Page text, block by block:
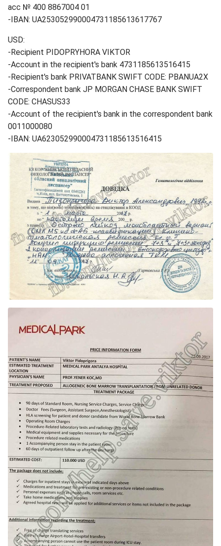
acc № 400 8867004 01
-IBAN: UA253052990004731185613617767
USD:
-Recipient PIDOPRYHORA VIKTOR
-Account in the recipient's bank 4731185613516415
-Recipient's bank PRIVATBANK SWIFT CODE: PBANUA2X
-Correspondent bank JP MORGAN CHASE BANK SWIFT
CODE: CHASUS33
-Account of the recipient's bank in the correspondent bank
0011000080
-IBAN: UA623052990004731185613516415